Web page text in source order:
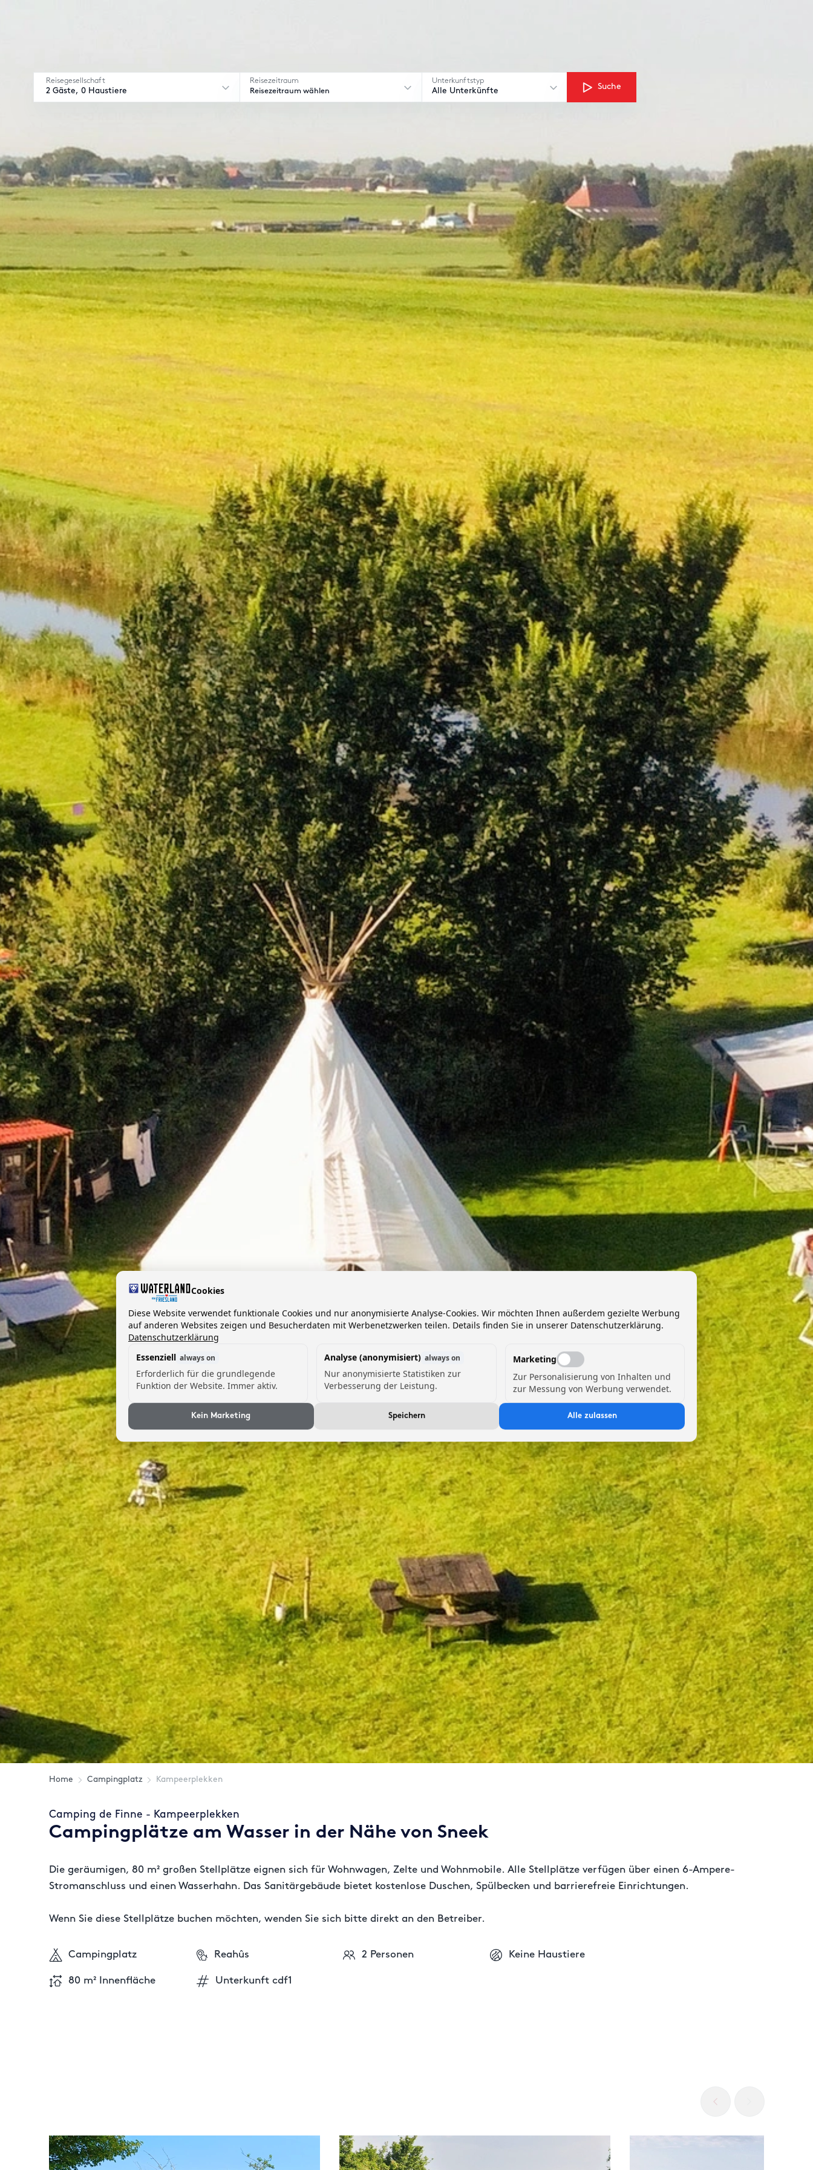
Reisegesellschaft
2 Gäste, 0 Haustiere
Reisezeitraum
Reisezeitraum wählen
Unterkunftstyp
Alle Unterkünfte
Suche
Home Campingplatz Kampeerplekken
Camping de Finne - Kampeerplekken
Campingplätze am Wasser in der Nähe von Sneek
Die geräumigen, 80 m² großen Stellplätze eignen sich für Wohnwagen, Zelte und Wohnmobile. Alle Stellplätze verfügen über einen 6-Ampere-
Stromanschluss und einen Wasserhahn. Das Sanitärgebäude bietet kostenlose Duschen, Spülbecken und barrierefreie Einrichtungen.
Wenn Sie diese Stellplätze buchen möchten, wenden Sie sich bitte direkt an den Betreiber.
Campingplatz Reahûs 2 Personen Keine Haustiere
80 m² Innenfläche Unterkunft cdf1
Cookies
Diese Website verwendet funktionale Cookies und nur anonymisierte Analyse-Cookies. Wir möchten Ihnen außerdem gezielte Werbung
auf anderen Websites zeigen und Besucherdaten mit Werbenetzwerken teilen. Details finden Sie in unserer Datenschutzerklärung.
Datenschutzerklärung
Essenziell always on
Erforderlich für die grundlegende
Funktion der Website. Immer aktiv.
Analyse (anonymisiert) always on
Nur anonymisierte Statistiken zur
Verbesserung der Leistung.
Marketing
Zur Personalisierung von Inhalten und
zur Messung von Werbung verwendet.
Kein Marketing Speichern Alle zulassen